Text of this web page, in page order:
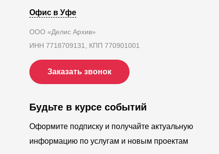
Офис в Уфе
ООО «Делис Архив»
ИНН 7718709131, КПП 770901001
Заказать звонок
Будьте в курсе событий
Оформите подписку и получайте актуальную
информацию по услугам и новым проектам